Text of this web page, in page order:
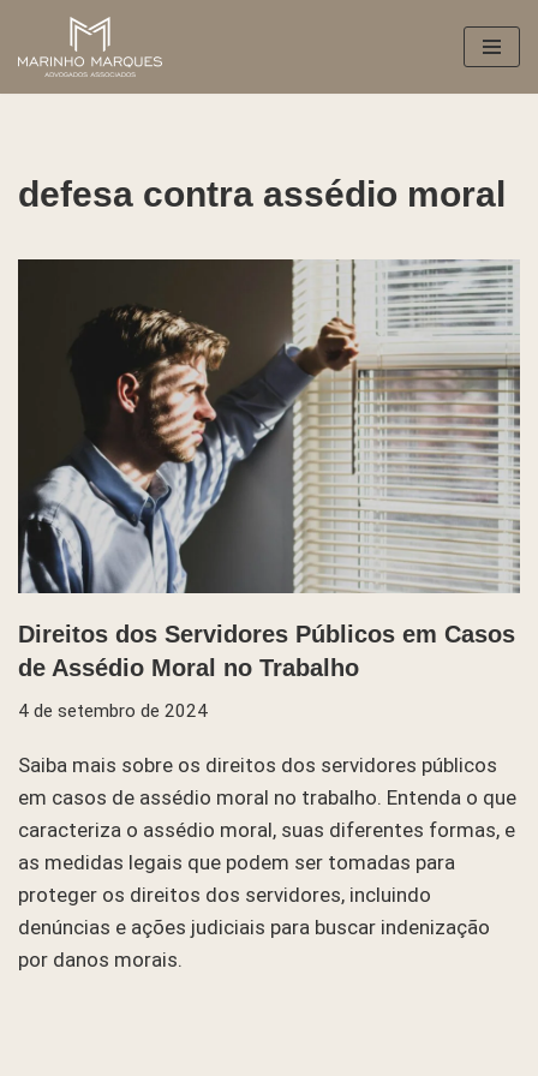
Pular
para
defesa contra assédio moral
Direitos dos Servidores Públicos em Casos
de Assédio Moral no Trabalho
4 de setembro de 2024
Saiba mais sobre os direitos dos servidores públicos
em casos de assédio moral no trabalho. Entenda o que
caracteriza o assédio moral, suas diferentes formas, e
as medidas legais que podem ser tomadas para
proteger os direitos dos servidores, incluindo
denúncias e ações judiciais para buscar indenização
por danos morais.